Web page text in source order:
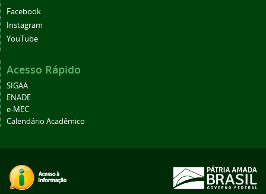
Facebook
Instagram
YouTube
Acesso Rápido
SIGAA
ENADE
e-MEC
Calendário Acadêmico